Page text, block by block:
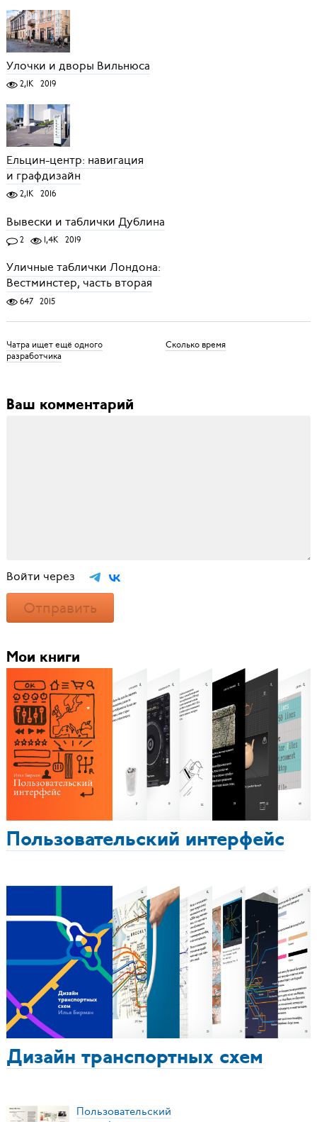
Улочки и дворы Вильнюса
2,1K 2019
Ельцин-центр: навигация
и графдизайн
2,1K 2016
Вывески и таблички Дублина
2 1,4K 2019
Уличные таблички Лондона:
Вестминстер, часть вторая
647 2015
Чатра ищет ещё одного
разработчика
Сколько время
Ваш комментарий
Войти через
Отправить
Мои книги
Пользовательский интерфейс
Дизайн транспортных схем
Пользовательский